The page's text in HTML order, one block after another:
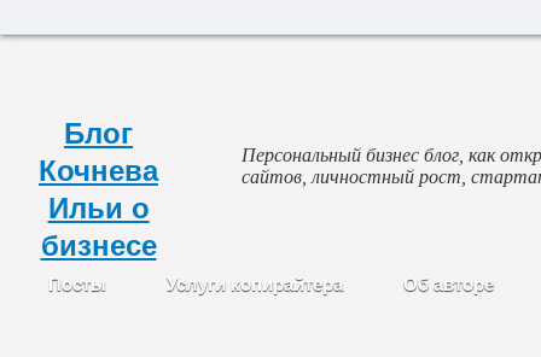
Блог
Кочнева
Ильи о
бизнесе
Персональный бизнес блог, как
сайтов, личностный рост,
Посты Услуги копирайтера Об авторе